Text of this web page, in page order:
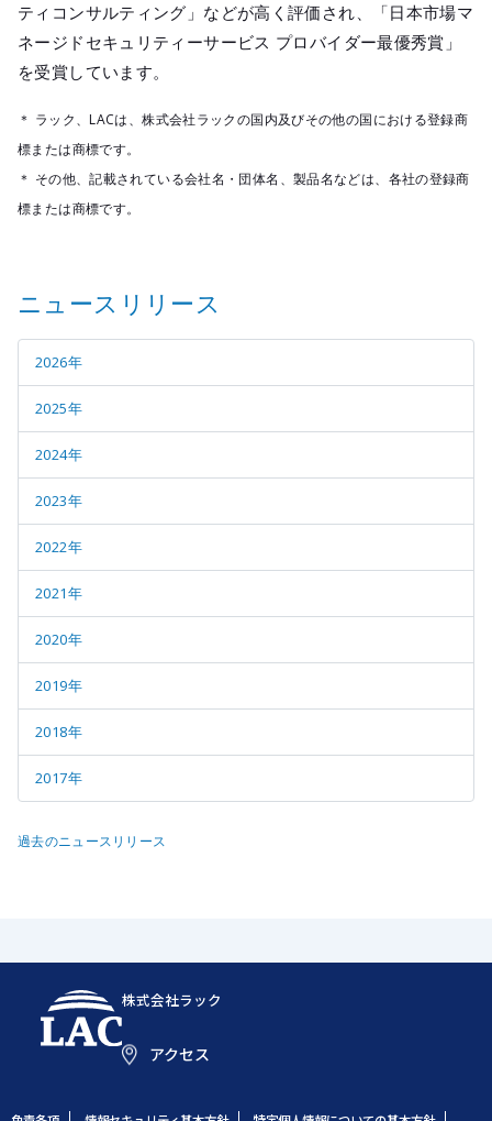
ティコンサルティング」などが高く評価され、「日本市場マ
ネージドセキュリティーサービス プロバイダー最優秀賞」
を受賞しています。
＊ ラック、LACは、株式会社ラックの国内及びその他の国における登録商
標または商標です。
＊ その他、記載されている会社名・団体名、製品名などは、各社の登録商
標または商標です。
ニュースリリース
2026年
2025年
2024年
2023年
2022年
2021年
2020年
2019年
2018年
2017年
過去のニュースリリース
株式会社ラック
アクセス